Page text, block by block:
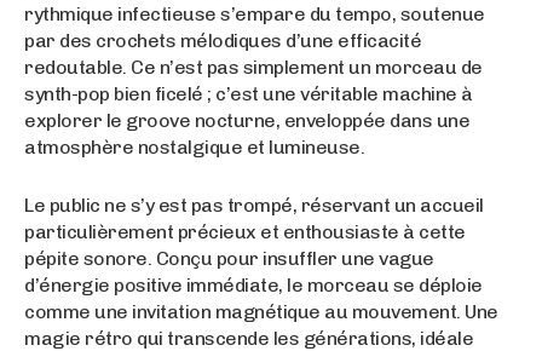
rythmique infectieuse s’empare du tempo, soutenue
par des crochets mélodiques d’une efficacité
redoutable. Ce n’est pas simplement un morceau de
synth-pop bien ficelé ; c’est une véritable machine à
explorer le groove nocturne, enveloppée dans une
atmosphère nostalgique et lumineuse.
Le public ne s’y est pas trompé, réservant un accueil
particulièrement précieux et enthousiaste à cette
pépite sonore. Conçu pour insuffler une vague
d’énergie positive immédiate, le morceau se déploie
comme une invitation magnétique au mouvement. Une
magie rétro qui transcende les générations, idéale